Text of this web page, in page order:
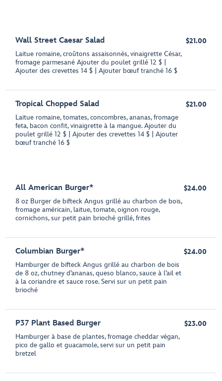
Wall Street Caesar Salad
Laitue romaine, croûtons assaisonnés, vinaigrette César,
fromage parmesané Ajouter du poulet grillé 12 $ |
Ajouter des crevettes 14 $ | Ajouter bœuf tranché 16 $
$21.00
Tropical Chopped Salad
Laitue romaine, tomates, concombres, ananas, fromage
feta, bacon confit, vinaigrette à la mangue. Ajouter du
poulet grillé 12 $ | Ajouter des crevettes 14 $ | Ajouter
bœuf tranché 16 $
$21.00
All American Burger*
8 oz Burger de bifteck Angus grillé au charbon de bois,
fromage américain, laitue, tomate, oignon rouge,
cornichons, sur petit pain brioché grillé, frites
$24.00
Columbian Burger*
Hamburger de bifteck Angus grillé au charbon de bois
de 8 oz, chutney d’ananas, queso blanco, sauce à l’ail et
à la coriandre et sauce rose. Servi sur un petit pain
brioché
$24.00
P37 Plant Based Burger
Hamburger à base de plantes, fromage cheddar végan,
pico de gallo et guacamole, servi sur un petit pain
bretzel
$23.00